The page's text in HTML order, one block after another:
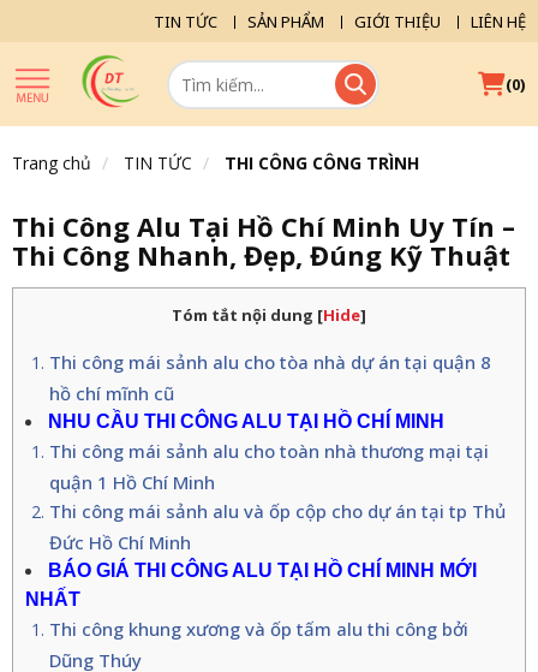
TIN TỨC SẢN PHẨM GIỚI THIỆU LIÊN HỆ
(0)
Trang chủ TIN TỨC THI CÔNG CÔNG TRÌNH
Thi Công Alu Tại Hồ Chí Minh Uy Tín –
Thi Công Nhanh, Đẹp, Đúng Kỹ Thuật
Tóm tắt nội dung [Hide]
Thi công mái sảnh alu cho tòa nhà dự án tại quận 8
hồ chí mĩnh cũ
NHU CẦU THI CÔNG ALU TẠI HỒ CHÍ MINH
Thi công mái sảnh alu cho toàn nhà thương mại tại
quận 1 Hồ Chí Minh
Thi công mái sảnh alu và ốp cộp cho dự án tại tp Thủ
Đức Hồ Chí Minh
BÁO GIÁ THI CÔNG ALU TẠI HỒ CHÍ MINH MỚI
NHẤT
Thi công khung xương và ốp tấm alu thi công bởi
Dũng Thúy